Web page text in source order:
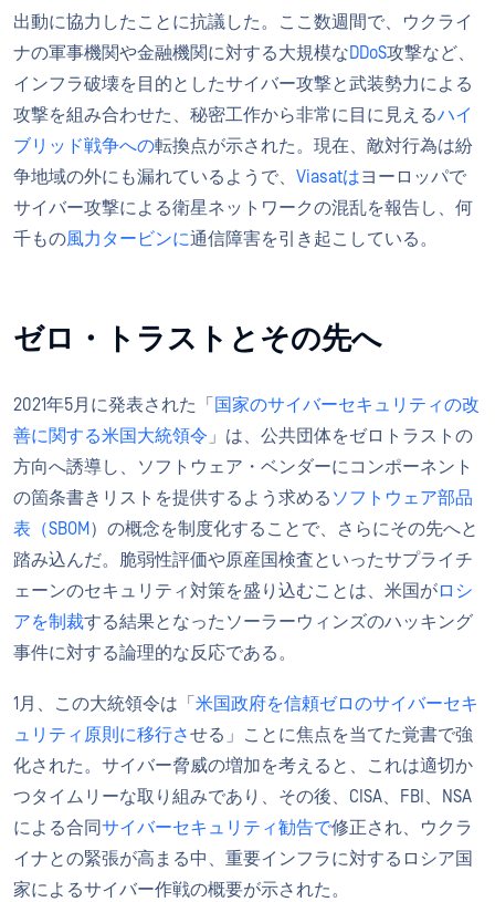
出動に協力したことに抗議した。ここ数週間で、ウクライ
ナの軍事機関や金融機関に対する大規模なDDoS攻撃など、
インフラ破壊を目的としたサイバー攻撃と武装勢力による
攻撃を組み合わせた、秘密工作から非常に目に見えるハイ
ブリッド戦争への転換点が示された。現在、敵対行為は紛
争地域の外にも漏れているようで、 Viasatはヨーロッパで
サイバー攻撃による衛星ネットワークの混乱を報告し、何
千もの風力タービンに通信障害を引き起こしている。
ゼロ・トラストとその先へ
2021年5月に発表された「 国家のサイバーセキュリティの改
善に関する米国大統領令 」は、公共団体をゼロトラストの
方向へ誘導し、ソフトウェア・ベンダーにコンポーネント
の箇条書きリストを提供するよう求める ソフトウェア部品
表（SBOM ）の概念を制度化することで、さらにその先へと
踏み込んだ。脆弱性評価や原産国検査といったサプライチ
ェーンのセキュリティ対策を盛り込むことは、米国がロシ
アを制裁する結果となったソーラーウィンズのハッキング
事件に対する論理的な反応である。
1月、この大統領令は「 米国政府を信頼ゼロのサイバーセキ
ュリティ原則に移行させる」ことに焦点を当てた覚書で強
化された。サイバー脅威の増加を考えると、これは適切か
つタイムリーな取り組みであり、その後、CISA、FBI、NSA
による合同 サイバーセキュリティ勧告で修正され、ウクラ
イナとの緊張が高まる中、重要インフラに対するロシア国
家によるサイバー作戦の概要が示された。